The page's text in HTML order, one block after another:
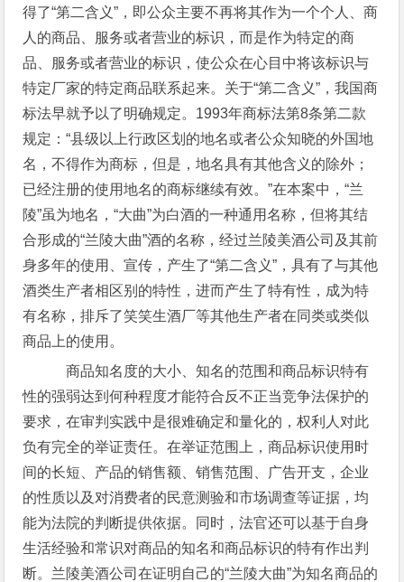
得了“第二含义”，即公众主要不再将其作为一个个人、商
人的商品、服务或者营业的标识，而是作为特定的商
品、服务或者营业的标识，使公众在心目中将该标识与
特定厂家的特定商品联系起来。关于“第二含义”，我国商
标法早就予以了明确规定。1993年商标法第8条第二款
规定：“县级以上行政区划的地名或者公众知晓的外国地
名，不得作为商标，但是，地名具有其他含义的除外；
已经注册的使用地名的商标继续有效。”在本案中，“兰
陵”虽为地名，“大曲”为白酒的一种通用名称，但将其结
合形成的“兰陵大曲”酒的名称，经过兰陵美酒公司及其前
身多年的使用、宣传，产生了“第二含义”，具有了与其他
酒类生产者相区别的特性，进而产生了特有性，成为特
有名称，排斥了笑笑生酒厂等其他生产者在同类或类似
商品上的使用。
商品知名度的大小、知名的范围和商品标识特有
性的强弱达到何种程度才能符合反不正当竞争法保护的
要求，在审判实践中是很难确定和量化的，权利人对此
负有完全的举证责任。在举证范围上，商品标识使用时
间的长短、产品的销售额、销售范围、广告开支，企业
的性质以及对消费者的民意测验和市场调查等证据，均
能为法院的判断提供依据。同时，法官还可以基于自身
生活经验和常识对商品的知名和商品标识的特有作出判
断。兰陵美酒公司在证明自己的“兰陵大曲”为知名商品的